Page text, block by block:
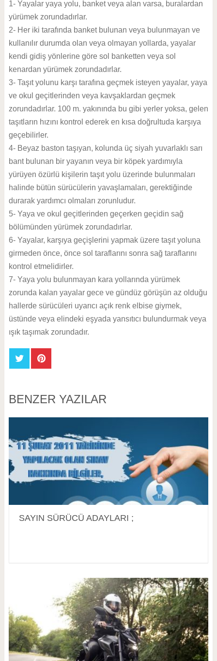
1- Yayalar yaya yolu, banket veya alan varsa, buralardan
yürümek zorundadırlar.
2- Her iki tarafında banket bulunan veya bulunmayan ve
kullanılır durumda olan veya olmayan yollarda, yayalar
kendi gidiş yönlerine göre sol banketten veya sol
kenardan yürümek zorundadırlar.
3- Taşıt yolunu karşı tarafına geçmek isteyen yayalar, yaya
ve okul geçitlerinden veya kavşaklardan geçmek
zorundadırlar. 100 m. yakınında bu gibi yerler yoksa, gelen
taşıtların hızını kontrol ederek en kısa doğrultuda karşıya
geçebilirler.
4- Beyaz baston taşıyan, kolunda üç siyah yuvarlaklı sarı
bant bulunan bir yayanın veya bir köpek yardımıyla
yürüyen özürlü kişilerin taşıt yolu üzerinde bulunmaları
halinde bütün sürücülerin yavaşlamaları, gerektiğinde
durarak yardımcı olmaları zorunludur.
5- Yaya ve okul geçitlerinden geçerken geçidin sağ
bölümünden yürümek zorundadırlar.
6- Yayalar, karşıya geçişlerini yapmak üzere taşıt yoluna
girmeden önce, önce sol taraflarını sonra sağ taraflarını
kontrol etmelidirler.
7- Yaya yolu bulunmayan kara yollarında yürümek
zorunda kalan yayalar gece ve gündüz görüşün az olduğu
hallerde sürücüleri uyarıcı açık renk elbise giymek,
üstünde veya elindeki eşyada yansıtıcı bulundurmak veya
ışık taşımak zorundadır.
BENZER YAZILAR
SAYIN SÜRÜCÜ ADAYLARI ;